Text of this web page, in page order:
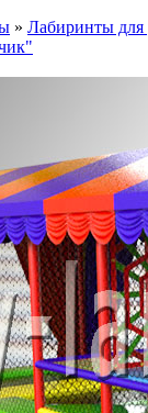
» Лабиринты